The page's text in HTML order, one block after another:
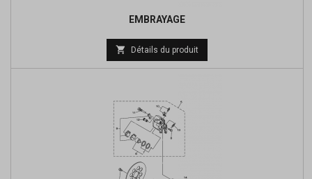
EMBRAYAGE
Prix
de
 Détails du produit